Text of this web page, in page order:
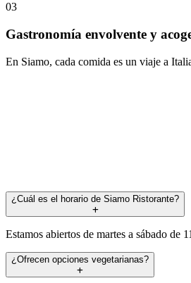
03
Gastronomía envolvente y
En Siamo, cada comida es un viaje a
¿Cuál es el horario de Siamo Ristorante?
Estamos abiertos de martes a sábado de
¿Ofrecen opciones vegetarianas?